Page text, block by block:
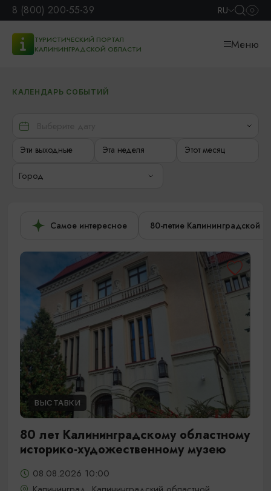
8 (800) 200-55-39 RU
ТУРИСТИЧЕСКИЙ ПОРТАЛ
КАЛИНИНГРАДСКОЙ ОБЛАСТИ
Меню
КАЛЕНДАРЬ СОБЫТИЙ
Эти выходные Эта неделя Этот месяц
Город
Самое интересное 80-летие Калининградской
ВЫСТАВКИ
80 лет Калининградскому областному
историко-художественному музею
08.08.2026 10:00